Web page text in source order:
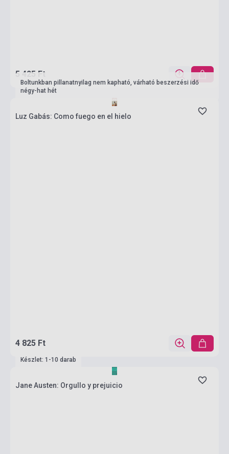
5 425 Ft
Boltunkban pillanatnyilag nem kapható, várható beszerzési idő
négy-hat hét
Luz Gabás: Como fuego en el hielo
4 825 Ft
Készlet: 1-10 darab
Jane Austen: Orgullo y prejuicio